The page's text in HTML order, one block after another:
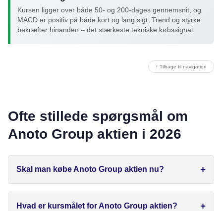
Kursen ligger over både 50- og 200-dages gennemsnit, og
MACD er positiv på både kort og lang sigt. Trend og styrke
bekræfter hinanden – det stærkeste tekniske købssignal.
↑ Tilbage til navigation
Ofte stillede spørgsmål om
Anoto Group aktien i 2026
Skal man købe Anoto Group aktien nu?
Hvad er kursmålet for Anoto Group aktien?